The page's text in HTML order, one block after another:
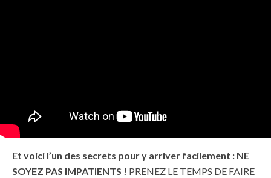
Et voici l’un des secrets pour y arriver facilement : NE
SOYEZ PAS IMPATIENTS ! PRENEZ LE TEMPS DE FAIRE